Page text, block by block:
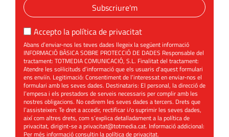
Subscriure'm
Accepto la política de privacitat
Abans d’enviar-nos les teves dades llegeix la següent informació
INFORMACIÓ BÀSICA SOBRE PROTECCIÓ DE DADES Responsable del
tractament: TOTMEDIA COMUNICACIÓ, S.L. Finalitat del tractament:
Atendre les sol·licituds d’informació que els usuaris d’aquest formulari
ens enviïn. Legitimació: Consentiment de l’interessat en enviar-nos el
formulari amb les seves dades. Destinataris: El personal, la direcció de
l’empesa i els prestadors de serveis necessaris per complir amb les
nostres obligacions. No cedirem les seves dades a tercers. Drets que
l’assisteixen: Te dret a accedir, rectificar i/o suprimir les seves dades,
així com altres drets, com s’explica detalladament a la política de
privacitat, dirigint-se aprivacitat@totmedia.cat. Informació addicional:
Per més informació consultin lapolítica de privacitat.